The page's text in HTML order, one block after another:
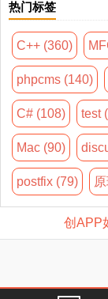
热门标签
C++ (360)
phpcms (140)
C# (108) test
Mac (90)
postfix (79)
创APP